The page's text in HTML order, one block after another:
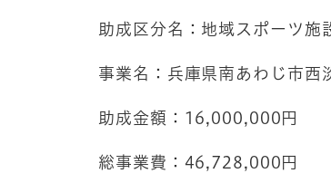
助成区分名：地域スポーツ施
事業名：兵庫県南あわじ市西
助成金額：16,000,000円
総事業費：46,728,000円